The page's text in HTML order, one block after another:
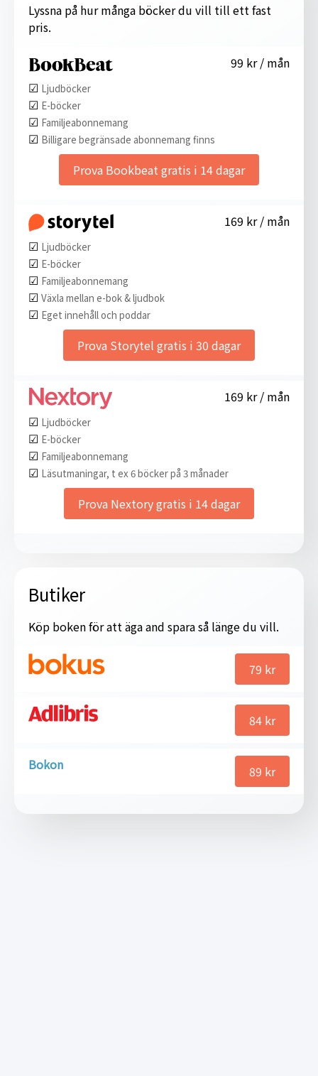
Lyssna på hur många böcker du vill till ett fast
pris.
99 kr / mån
☑︎ Ljudböcker
☑︎ E-böcker
☑︎ Familjeabonnemang
☑︎ Billigare begränsade abonnemang finns
Prova Bookbeat gratis i 14 dagar
169 kr / mån
☑︎ Ljudböcker
☑︎ E-böcker
☑︎ Familjeabonnemang
☑︎ Växla mellan e-bok & ljudbok
☑︎ Eget innehåll och poddar
Prova Storytel gratis i 30 dagar
169 kr / mån
☑︎ Ljudböcker
☑︎ E-böcker
☑︎ Familjeabonnemang
☑︎ Läsutmaningar, t ex 6 böcker på 3 månader
Prova Nextory gratis i 14 dagar
Butiker
Köp boken för att äga and spara så länge du vill.
79 kr
84 kr
Bokon 89 kr